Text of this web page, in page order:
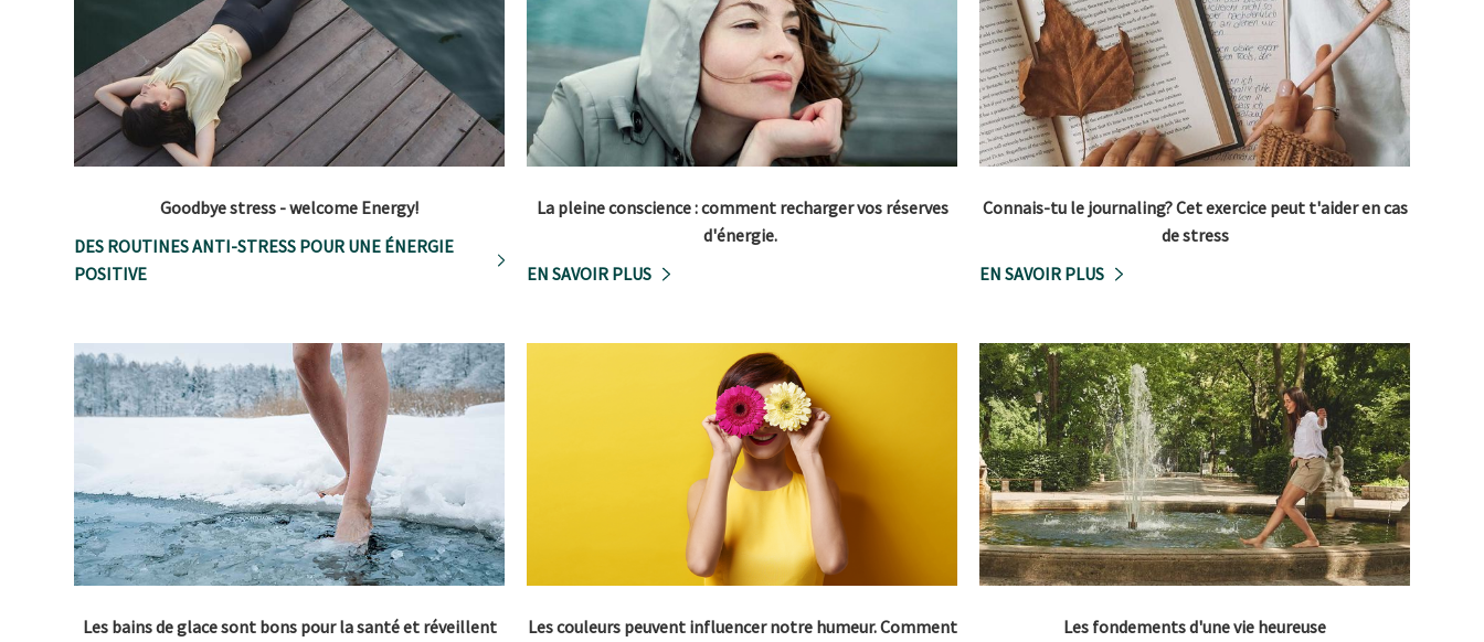
Goodbye stress - welcome Energy!
DES ROUTINES ANTI-STRESS POUR UNE ÉNERGIE
POSITIVE
La pleine conscience : comment recharger vos réserves
d'énergie.
EN SAVOIR PLUS
Connais-tu le journaling? Cet exercice peut t'aider en cas
de stress
EN SAVOIR PLUS
Les bains de glace sont bons pour la santé et réveillent
Les couleurs peuvent influencer notre humeur. Comment
Les fondements d'une vie heureuse